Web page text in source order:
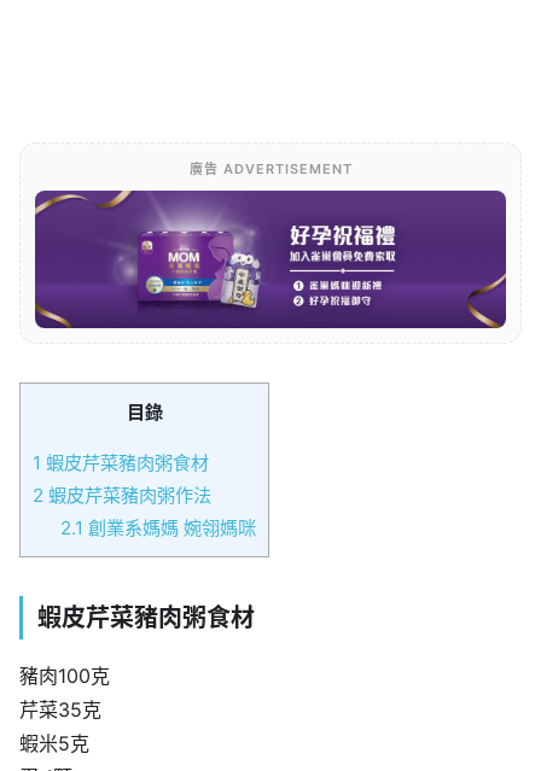
廣告 ADVERTISEMENT
目錄
1 蝦皮芹菜豬肉粥食材
2 蝦皮芹菜豬肉粥作法
2.1 創業系媽媽 婉翎媽咪
蝦皮芹菜豬肉粥食材
豬肉100克
芹菜35克
蝦米5克